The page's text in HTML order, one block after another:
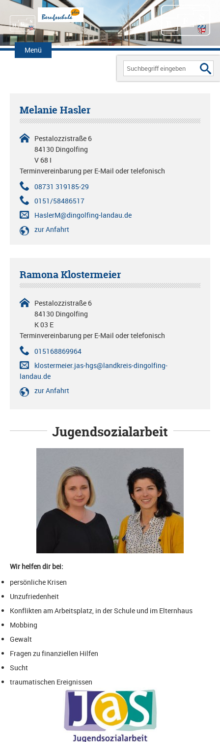
Menü
Zum
Inhalt
Search
for:
Melanie Hasler
Pestalozzistraße 6
84130 Dingolfing
V 68 I
Terminvereinbarung per E-Mail oder telefonisch
08731 319185-29
0151/58486517
HaslerM@dingolfing-landau.de
zur Anfahrt
Ramona Klostermeier
Pestalozzistraße 6
84130 Dingolfing
K 03 E
Terminvereinbarung per E-Mail oder telefonisch
015168869964
klostermeier.jas-hgs@landkreis-dingolfing-
landau.de
zur Anfahrt
Jugendsozialarbeit
Wir helfen dir bei:
persönliche Krisen
Unzufriedenheit
Konflikten am Arbeitsplatz, in der Schule und im Elternhaus
Mobbing
Gewalt
Fragen zu finanziellen Hilfen
Sucht
traumatischen Ereignissen